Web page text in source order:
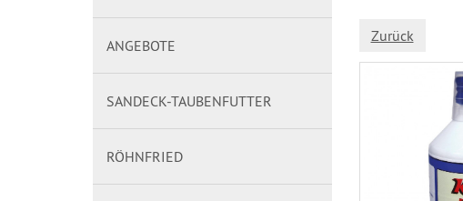
Zurück
ANGEBOTE
SANDECK-TAUBENFUTTER
RÖHNFRIED